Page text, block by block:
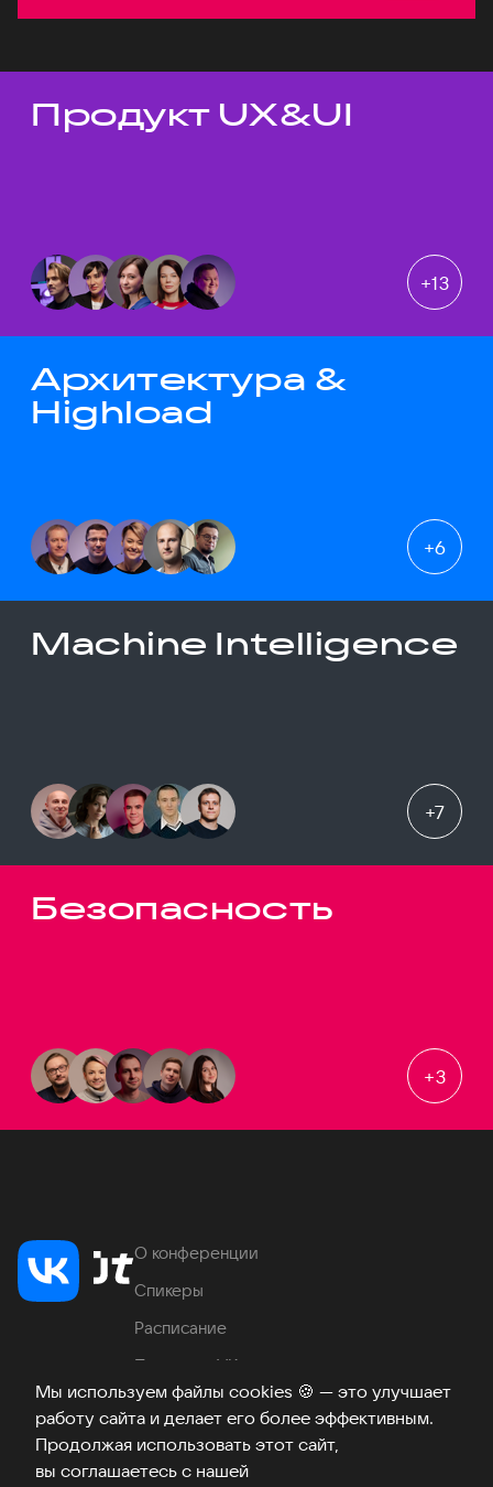
Мы используем файлы cookies 🍪 — это улучшает
работу сайта и делает его более эффективным.
Продолжая использовать этот сайт,
вы соглашаетесь с нашей
Темы докладов
Продукт UX&UI
+13
Архитектура &
Highload
+6
Machine Intelligence
+7
Безопасность
+3
О конференции
Спикеры
Расписание
Продукты VK
Место проведения
Часто задаваемые вопросы